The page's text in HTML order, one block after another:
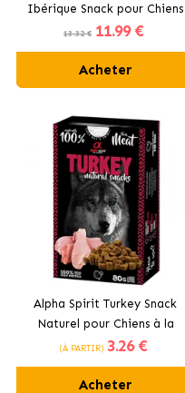
Ibérique Snack pour Chiens
13.32 € 11.99 €
Acheter
Alpha Spirit Turkey Snack
Naturel pour Chiens à la
Dinde
(À PARTIR) 3.26 €
Acheter